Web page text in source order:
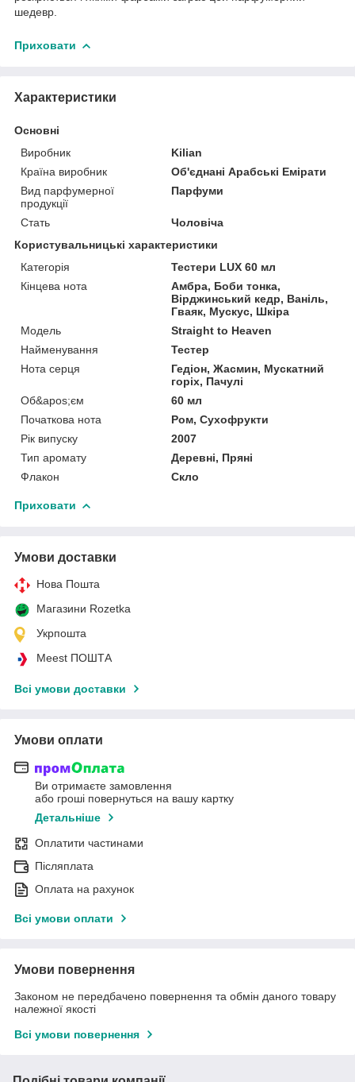
шедевр.
Приховати
Характеристики
Основні
Виробник
Kilian
Країна виробник
Об'єднані Арабські Емірати
Вид парфумерної
продукції
Парфуми
Стать
Чоловіча
Користувальницькі характеристики
Категорія
Тестери LUX 60 мл
Кінцева нота
Амбра, Боби тонка,
Вірджинський кедр, Ваніль,
Гваяк, Мускус, Шкіра
Мoдель
Straight to Heaven
Найменування
Тестер
Нота серця
Гедіон, Жасмин, Мускатний
горіх, Пачулі
Об&apos;єм
60 мл
Початкова нота
Ром, Сухофрукти
Рік випуску
2007
Тип аромату
Деревні, Пряні
Флакон
Скло
Приховати
Умови доставки
Нова Пошта
Магазини Rozetka
Укрпошта
Meest ПОШТА
Всі умови доставки
Умови оплати
Ви отримаєте замовлення
або гроші повернуться на вашу картку
Детальніше
Оплатити частинами
Післяплата
Оплата на рахунок
Всі умови оплати
Умови повернення
Законом не передбачено повернення та обмін даного товару
належної якості
Всі умови повернення